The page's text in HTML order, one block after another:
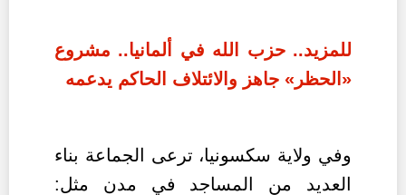
للمزيد.. حزب الله في ألمانيا.. مشروع
«الحظر» جاهز والائتلاف الحاكم يدعمه
وفي ولاية سكسونيا، ترعى الجماعة بناء
العديد من المساجد في مدن مثل: